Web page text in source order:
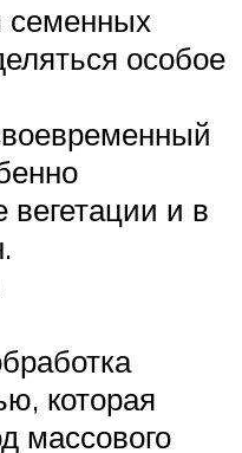
семенных
особое
и в
которая
массового